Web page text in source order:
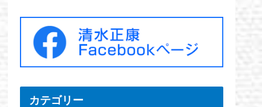
カテゴリー